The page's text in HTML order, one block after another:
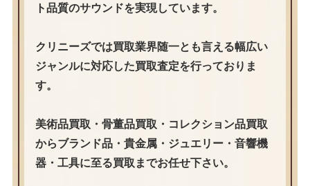
ト品質のサウンドを実現しています。
クリニーズでは買取業界随一とも言える幅広い
ジャンルに対応した買取査定を行っておりま
す。
美術品買取・骨董品買取・コレクション品買取
からブランド品・貴金属・ジュエリー・音響機
器・工具に至る買取までお任せ下さい。